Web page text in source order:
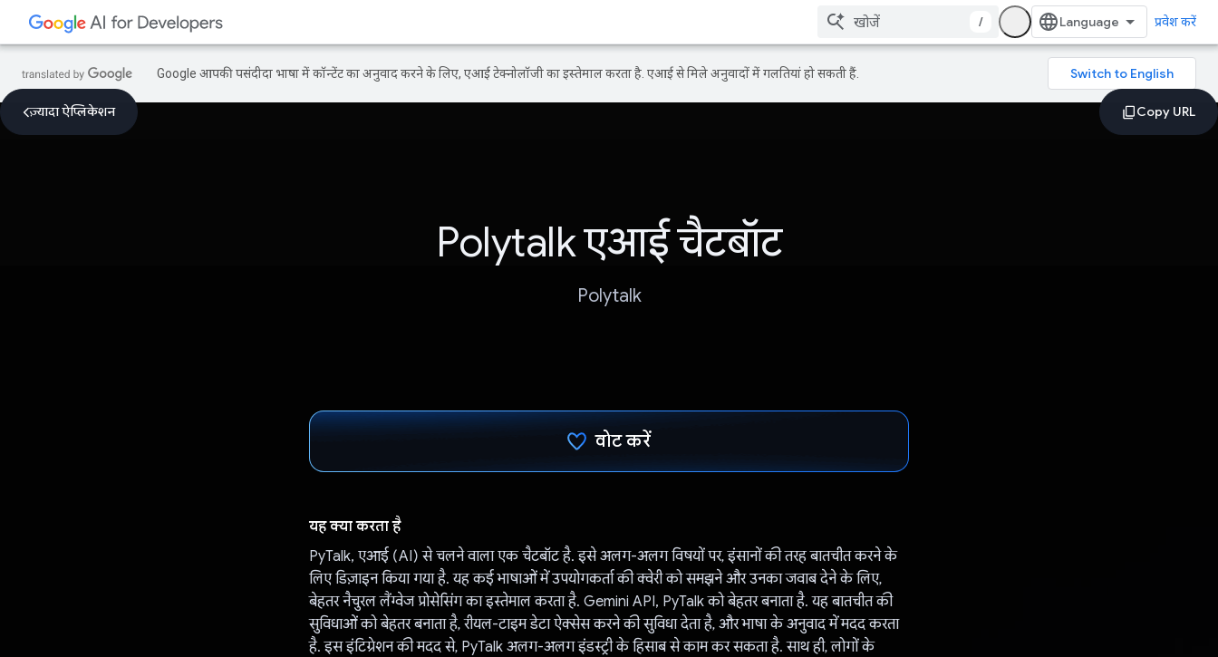
/ प्रवेश करें
Google आपकी पसंदीदा भाषा में कॉन्टेंट का अनुवाद करने के लिए, एआई टेक्नोलॉजी का इस्तेमाल करता है. एआई से मिले अनुवादों में गलतियां हो सकती हैं.
ज़्यादा ऐप्लिकेशन
Polytalk एआई चैटबॉट
Polytalk
वोट करें
यह क्या करता है
PyTalk, एआई (AI) से चलने वाला एक चैटबॉट है. इसे अलग-अलग विषयों पर, इंसानों की तरह बातचीत करने के
लिए डिज़ाइन किया गया है. यह कई भाषाओं में उपयोगकर्ता की क्वेरी को समझने और उनका जवाब देने के लिए,
बेहतर नैचुरल लैंग्वेज प्रोसेसिंग का इस्तेमाल करता है. Gemini API, PyTalk को बेहतर बनाता है. यह बातचीत की
सुविधाओं को बेहतर बनाता है, रीयल-टाइम डेटा ऐक्सेस करने की सुविधा देता है, और भाषा के अनुवाद में मदद करता
है. इस इंटिग्रेशन की मदद से, PyTalk अलग-अलग इंडस्ट्री के हिसाब से काम कर सकता है. साथ ही, लोगों के